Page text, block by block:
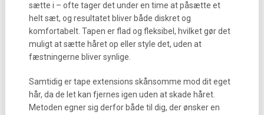
sætte i – ofte tager det under en time at påsætte et
helt sæt, og resultatet bliver både diskret og
komfortabelt. Tapen er flad og fleksibel, hvilket gør det
muligt at sætte håret op eller style det, uden at
fæstningerne bliver synlige.
Samtidig er tape extensions skånsomme mod dit eget
hår, da de let kan fjernes igen uden at skade håret.
Metoden egner sig derfor både til dig, der ønsker en